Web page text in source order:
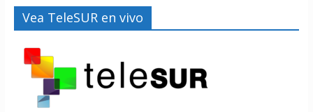
Vea TeleSUR en vivo